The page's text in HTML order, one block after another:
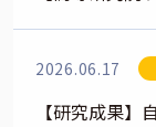
2026.06.17
【研究成果